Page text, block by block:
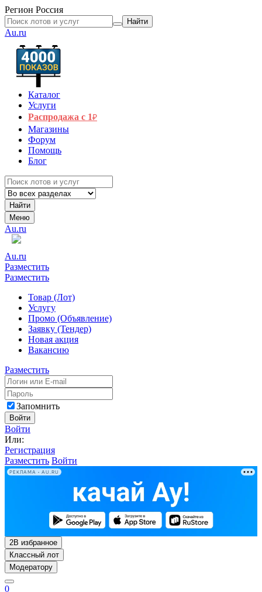
Регион Россия
Найти
Au.ru
Каталог
Услуги
Распродажа с 1₽
Магазины
Форум
Помощь
Блог
Найти
Меню
Au.ru
Au.ru
Разместить
Разместить
Товар (Лот)
Услугу
Промо (Объявление)
Заявку (Тендер)
Новая акция
Вакансию
Разместить
Запомнить
Войти
Войти
Или:
Регистрация
Разместить Войти
РЕКЛАМА • AU.RU
2В избранное
Классный лот
Модератору
0